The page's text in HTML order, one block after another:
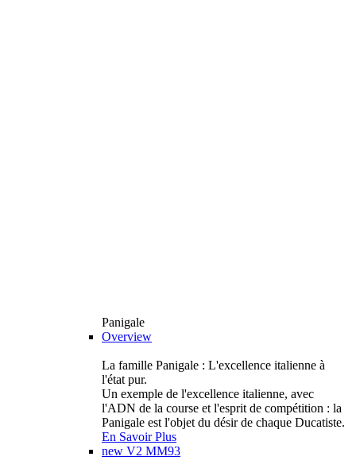
Panigale
Overview
La famille Panigale : L'excellence italienne à
l'état pur.
Un exemple de l'excellence italienne, avec
l'ADN de la course et l'esprit de compétition : la
Panigale est l'objet du désir de chaque Ducatiste.
En Savoir Plus
new V2 MM93